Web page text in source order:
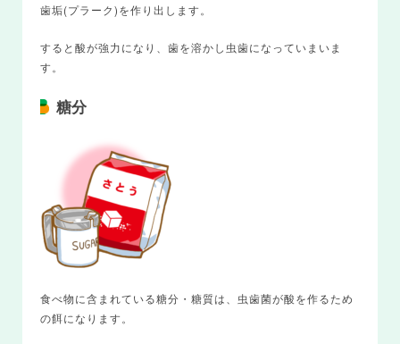
歯垢(プラーク)を作り出します。
すると酸が強力になり、歯を溶かし虫歯になっていまいま
す。
糖分
食べ物に含まれている糖分・糖質は、虫歯菌が酸を作るため
の餌になります。